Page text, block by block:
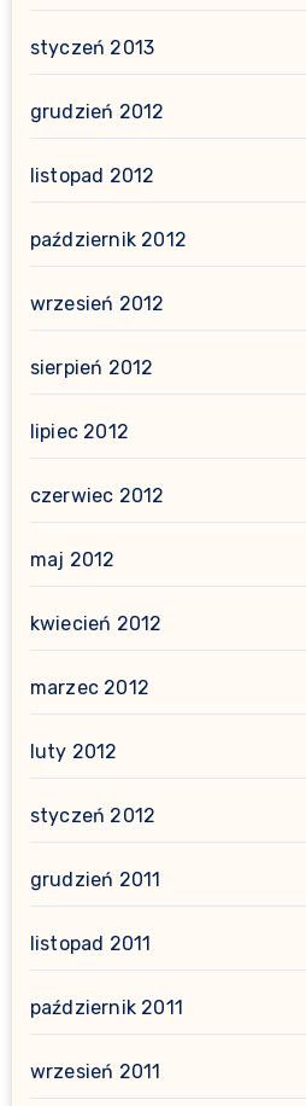
styczeń 2013
grudzień 2012
listopad 2012
październik 2012
wrzesień 2012
sierpień 2012
lipiec 2012
czerwiec 2012
maj 2012
kwiecień 2012
marzec 2012
luty 2012
styczeń 2012
grudzień 2011
listopad 2011
październik 2011
wrzesień 2011